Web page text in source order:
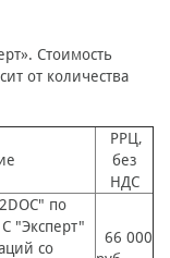
Стоимость
от количества
РРЦ,
без
НДС
по
"Эксперт"
со
66 000